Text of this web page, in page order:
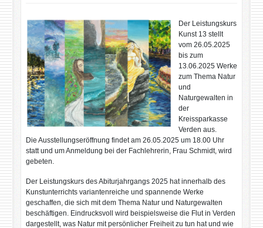
Der Leistungskurs
Kunst 13 stellt
vom 26.05.2025
bis zum
13.06.2025 Werke
zum Thema Natur
und
Naturgewalten in
der
Kreissparkasse
Verden aus.
Die Ausstellungseröffnung findet am 26.05.2025 um 18.00 Uhr
statt und um Anmeldung bei der Fachlehrerin, Frau Schmidt, wird
gebeten.
Der Leistungskurs des Abiturjahrgangs 2025 hat innerhalb des
Kunstunterrichts variantenreiche und spannende Werke
geschaffen, die sich mit dem Thema Natur und Naturgewalten
beschäftigen. Eindrucksvoll wird beispielsweise die Flut in Verden
dargestellt, was Natur mit persönlicher Freiheit zu tun hat und wie